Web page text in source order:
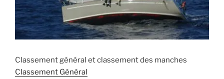
Classement général et classement des manches
Classement Général